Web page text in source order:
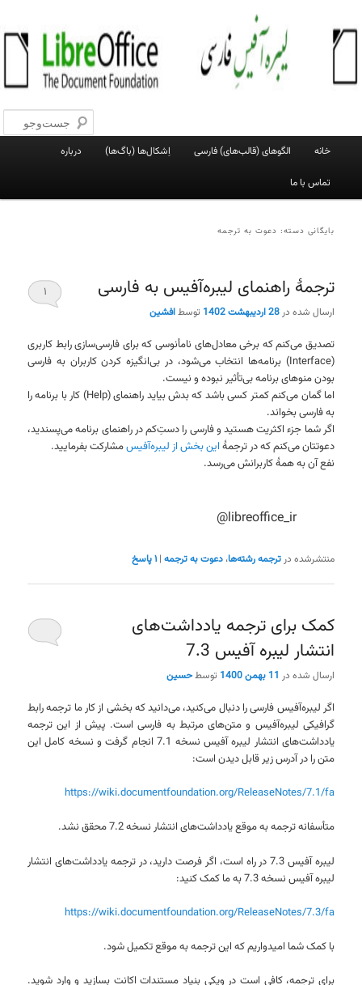
به
محتوای
به
محتوای
لیبره‌آفیس فارسی
وبلاگ فعالان پروژهٔ لیبره‌آفیس فارسی
خانه الگوهای (قالب‌های) فارسی اِشکال‌ها (باگ‌ها) درباره
تماس با ما
بایگانی دسته: دعوت به ترجمه
ترجمهٔ راهنمای لیبره‌آفیس به فارسی
ارسال شده در28 اردیبهشت 1402 توسطافشین
۱
تصدیق می‌کنم که برخی معادل‌های نامأنوسی که برای فارسی‌سازی رابط کاربری
(Interface) برنامه‌ها انتخاب می‌شود، در بی‌انگیزه کردن کاربران به فارسی
بودن منوهای برنامه بی‌تأثیر نبوده و نیست.
اما گمان می‌کنم کمتر کسی باشد که بدش بیاید راهنمای (Help) کار با برنامه را
به فارسی بخواند.
اگر شما جزء اکثریت هستید و فارسی را دستِ‌کم در راهنمای برنامه می‌پسندید،
دعوتتان می‌کنم که در ترجمهٔ این بخش از لیبره‌آفیسمشارکت بفرمایید.
نفع آن به همهٔ کاربرانش می‌رسد.
@libreoffice_ir
منتشرشده در ترجمه رشته‌ها،دعوت به ترجمه |۱پاسخ
کمک برای ترجمه یادداشت‌های
انتشار لیبره آفیس 7.3
ارسال شده در 11 بهمن 1400 توسطحسین
اگر لیبره‌آفیس فارسی را دنبال می‌کنید، می‌دانید که بخشی از کار ما ترجمه رابط
گرافیکی لیبره‌آفیس و متن‌های مرتبط به فارسی است. پیش از این ترجمه
یادداشت‌های انتشار لیبره آفیس نسخه 7.1 انجام گرفت و نسخه کامل این
متن را در آدرس زیر قابل دیدن است:
https://wiki.documentfoundation.org/ReleaseNotes/7.1/fa
متأسفانه ترجمه به موقع یادداشت‌های انتشار نسخه 7.2 محقق نشد.
لیبره آفیس 7.3 در راه است، اگر فرصت دارید، در ترجمه یادداشت‌های انتشار
لیبره آفیس نسخه 7.3 به ما کمک کنید:
https://wiki.documentfoundation.org/ReleaseNotes/7.3/fa
با کمک شما امیدواریم که این ترجمه به موقع تکمیل شود.
برای ترجمه، کافی است در ویکی بنیاد مستندات اکانت بسازید و وارد شوید.